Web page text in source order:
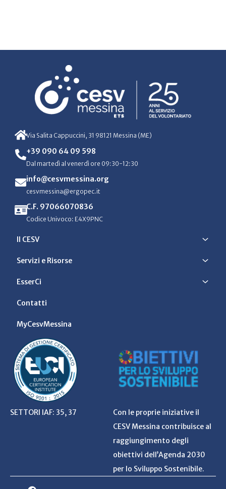
Via Salita Cappuccini, 31 98121 Messina (ME)
+39 090 64 09 598
Dal martedì al venerdì ore 09:30-12:30
info@cesvmessina.org
cesvmessina@ergopec.it
C.F. 97066070836
Codice Univoco: E4X9PNC
Il CESV
Servizi e Risorse
EsserCi
Contatti
MyCesvMessina
SETTORI IAF: 35, 37
Con le proprie iniziative il
CESV Messina contribuisce al
raggiungimento degli
obiettivi dell’Agenda 2030
per lo Sviluppo Sostenibile.